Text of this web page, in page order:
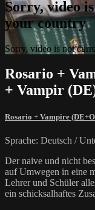
Sorry, video
your country
Sorry, video is not
Rosario +
+ Vampir
Rosario + Vampire
Sprache: Deutsch /
Der naive und nicht
auf Umwegen in eine
Lehrer und Schüler
ein schicksalhaftes